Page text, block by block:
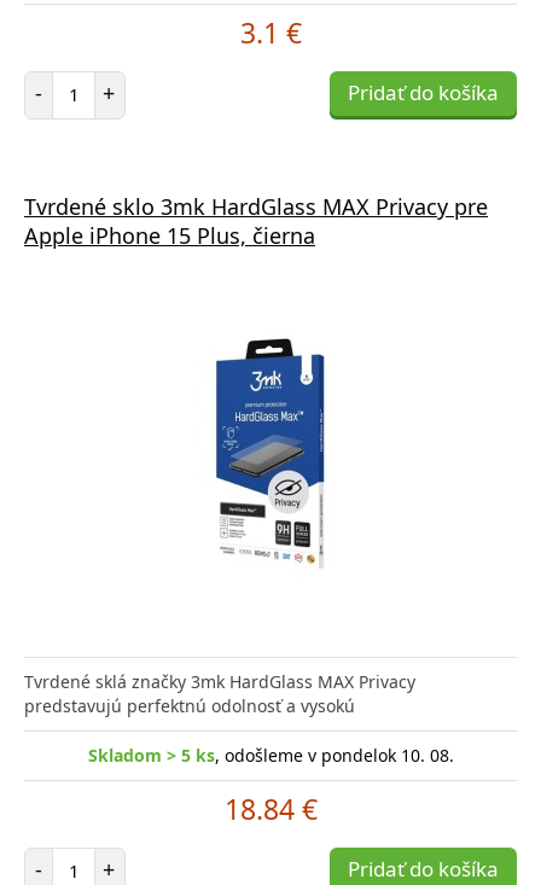
3.1 €
- Počet položiek
+ Pridať do košíka
Tvrdené sklo 3mk HardGlass MAX Privacy pre
Apple iPhone 15 Plus, čierna
Tvrdené sklá značky 3mk HardGlass MAX Privacy
predstavujú perfektnú odolnosť a vysokú
Skladom > 5 ks, odošleme v pondelok 10. 08.
18.84 €
- Počet položiek
+ Pridať do košíka